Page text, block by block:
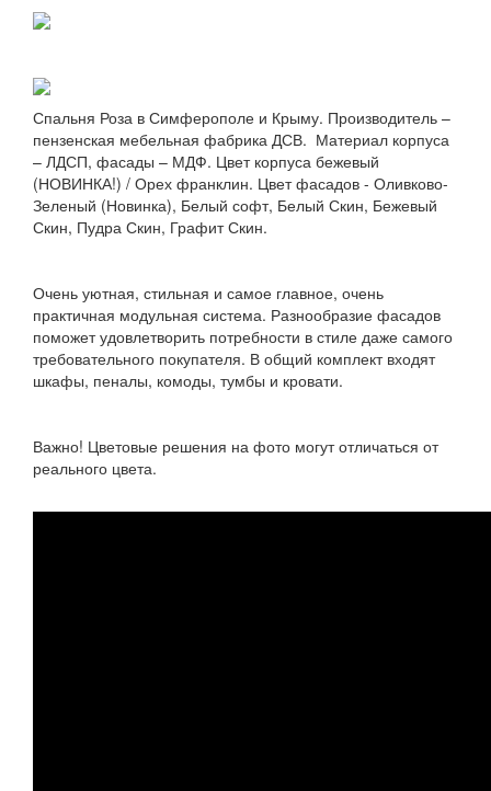
Спальня Роза в Симферополе и Крыму. Производитель –
пензенская мебельная фабрика ДСВ. Материал корпуса
– ЛДСП, фасады – МДФ. Цвет корпуса бежевый
(НОВИНКА!) / Орех франклин. Цвет фасадов - Оливково-
Зеленый (Новинка), Белый софт, Белый Скин, Бежевый
Скин, Пудра Скин, Графит Скин.
Очень уютная, стильная и самое главное, очень
практичная модульная система. Разнообразие фасадов
поможет удовлетворить потребности в стиле даже самого
требовательного покупателя. В общий комплект входят
шкафы, пеналы, комоды, тумбы и кровати.
Важно! Цветовые решения на фото могут отличаться от
реального цвета.